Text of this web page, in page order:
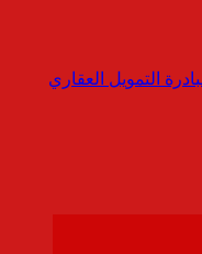
التمويل العقاري